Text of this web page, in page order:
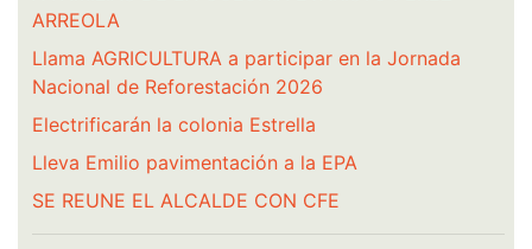
ARREOLA
Llama AGRICULTURA a participar en la Jornada
Nacional de Reforestación 2026
Electrificarán la colonia Estrella
Lleva Emilio pavimentación a la EPA
SE REUNE EL ALCALDE CON CFE